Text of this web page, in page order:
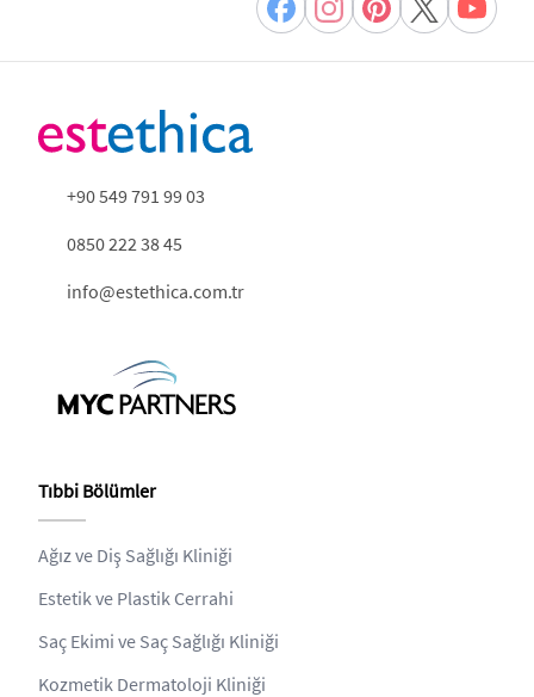
+90 549 791 99 03
0850 222 38 45
info@estethica.com.tr
Tıbbi Bölümler
Ağız ve Diş Sağlığı Kliniği
Estetik ve Plastik Cerrahi
Saç Ekimi ve Saç Sağlığı Kliniği
Kozmetik Dermatoloji Kliniği